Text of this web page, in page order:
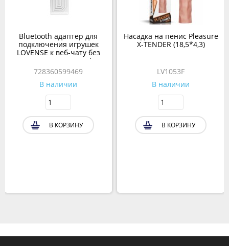
Bluetooth адаптер для
подключения игрушек
LOVENSE к веб-чату без
использования смартфона
728360599469
В наличии
В КОРЗИНУ
Насадка на пенис Pleasure
X-TENDER (18,5*4,3)
LV1053F
В наличии
В КОРЗИНУ